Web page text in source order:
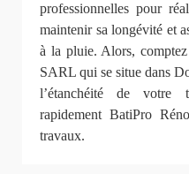
professionnelles pour
maintenir sa longévité et
à la pluie. Alors,
SARL qui se situe dans
l’étanchéité de votre
rapidement BatiPro
travaux.